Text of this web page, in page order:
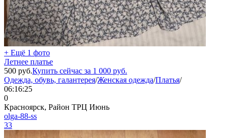
+ Ещё 1 фото
Летнее платье
500 руб.Купить сейчас за 1 000 руб.
Одежда, обувь, галантерея/Женская одежда/Платья/
06:16:25
0
Красноярск, Район ТРЦ Июнь
olga-88-ss
33